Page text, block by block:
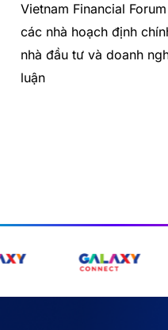
Vietnam Financial
các nhà hoạch định
nhà đầu tư và doanh
luận